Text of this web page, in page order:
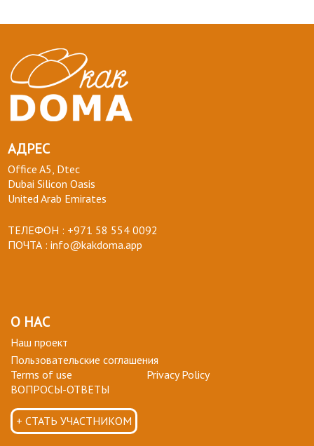
АДРЕС
Office A5, Dtec
Dubai Silicon Oasis
United Arab Emirates
ТЕЛЕФОН : +971 58 554 0092
ПОЧТА : info@kakdoma.app
О НАС
Наш проект
Пользовательские соглашения
Terms of use
Privacy Policy
ВОПРОСЫ-ОТВЕТЫ
+ СТАТЬ УЧАСТНИКОМ